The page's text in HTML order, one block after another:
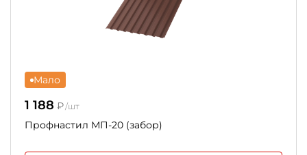
Мало
1 188 ₽/шт
Профнастил МП-20 (забор)